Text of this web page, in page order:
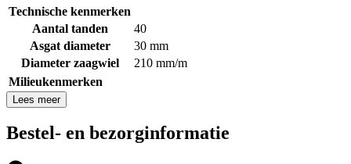
Technische kenmerken
Aantal tanden
40
Asgat diameter
30 mm
Diameter zaagwiel
210 mm/m
Milieukenmerken
Lees meer
Bestel- en bezorginformatie